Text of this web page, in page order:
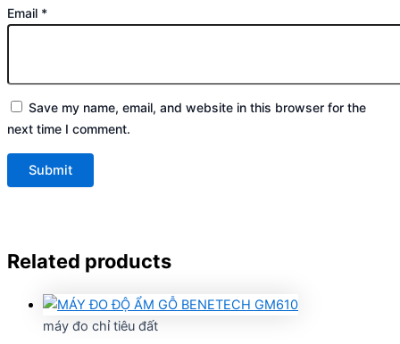
Email *
Save my name, email, and website in this browser for the
next time I comment.
Related products
máy đo chỉ tiêu đất